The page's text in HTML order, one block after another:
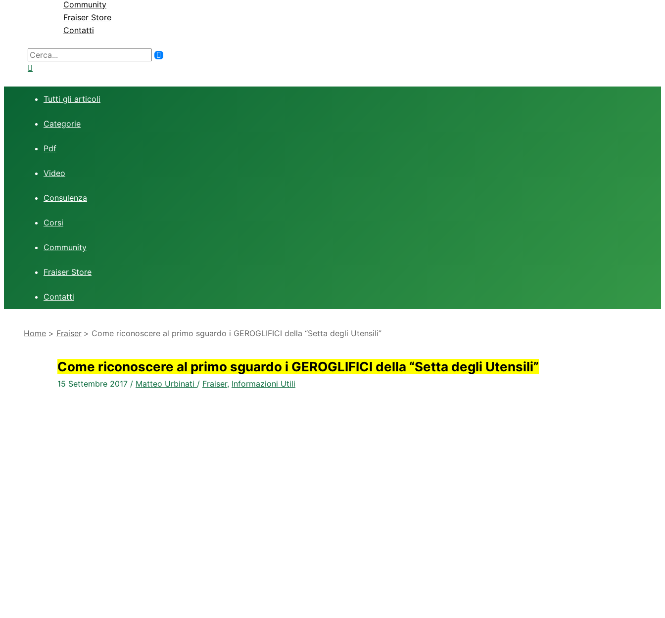
Community
Fraiser Store
Contatti
Ricerca
per:
Tutti gli articoli
Categorie
Pdf
Video
Consulenza
Corsi
Community
Fraiser Store
Contatti
Home Fraiser Come riconoscere al primo sguardo i GEROGLIFICI della “Setta degli Utensili”
Come riconoscere al primo sguardo i GEROGLIFICI della “Setta degli Utensili”
15 Settembre 2017 / Matteo Urbinati / Fraiser, Informazioni Utili